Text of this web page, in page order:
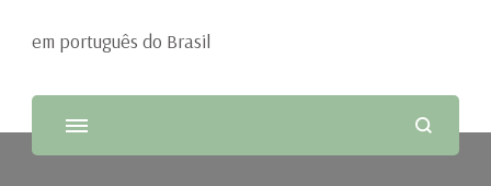
em português do Brasil